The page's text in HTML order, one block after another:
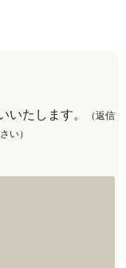
いたします。
（返信
い）